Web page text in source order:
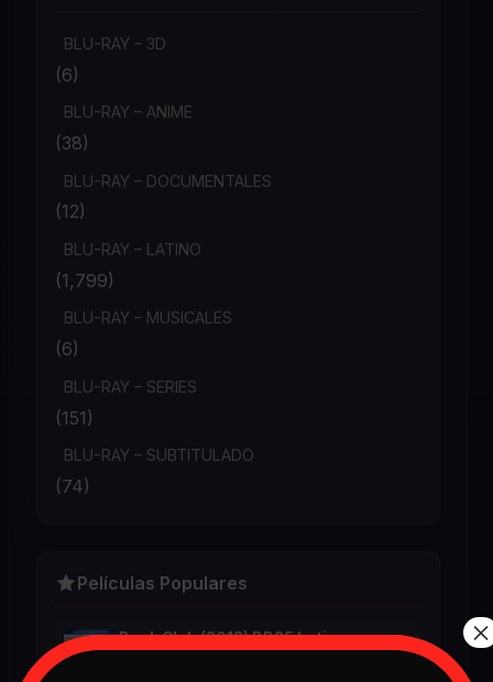
BLU-RAY – 3D
(6)
BLU-RAY – ANIME
(38)
BLU-RAY – DOCUMENTALES
(12)
BLU-RAY – LATINO
(1,799)
BLU-RAY – MUSICALES
(6)
BLU-RAY – SERIES
(151)
BLU-RAY – SUBTITULADO
(74)
Películas Populares
Book Club (2018) BD25 Latino ×